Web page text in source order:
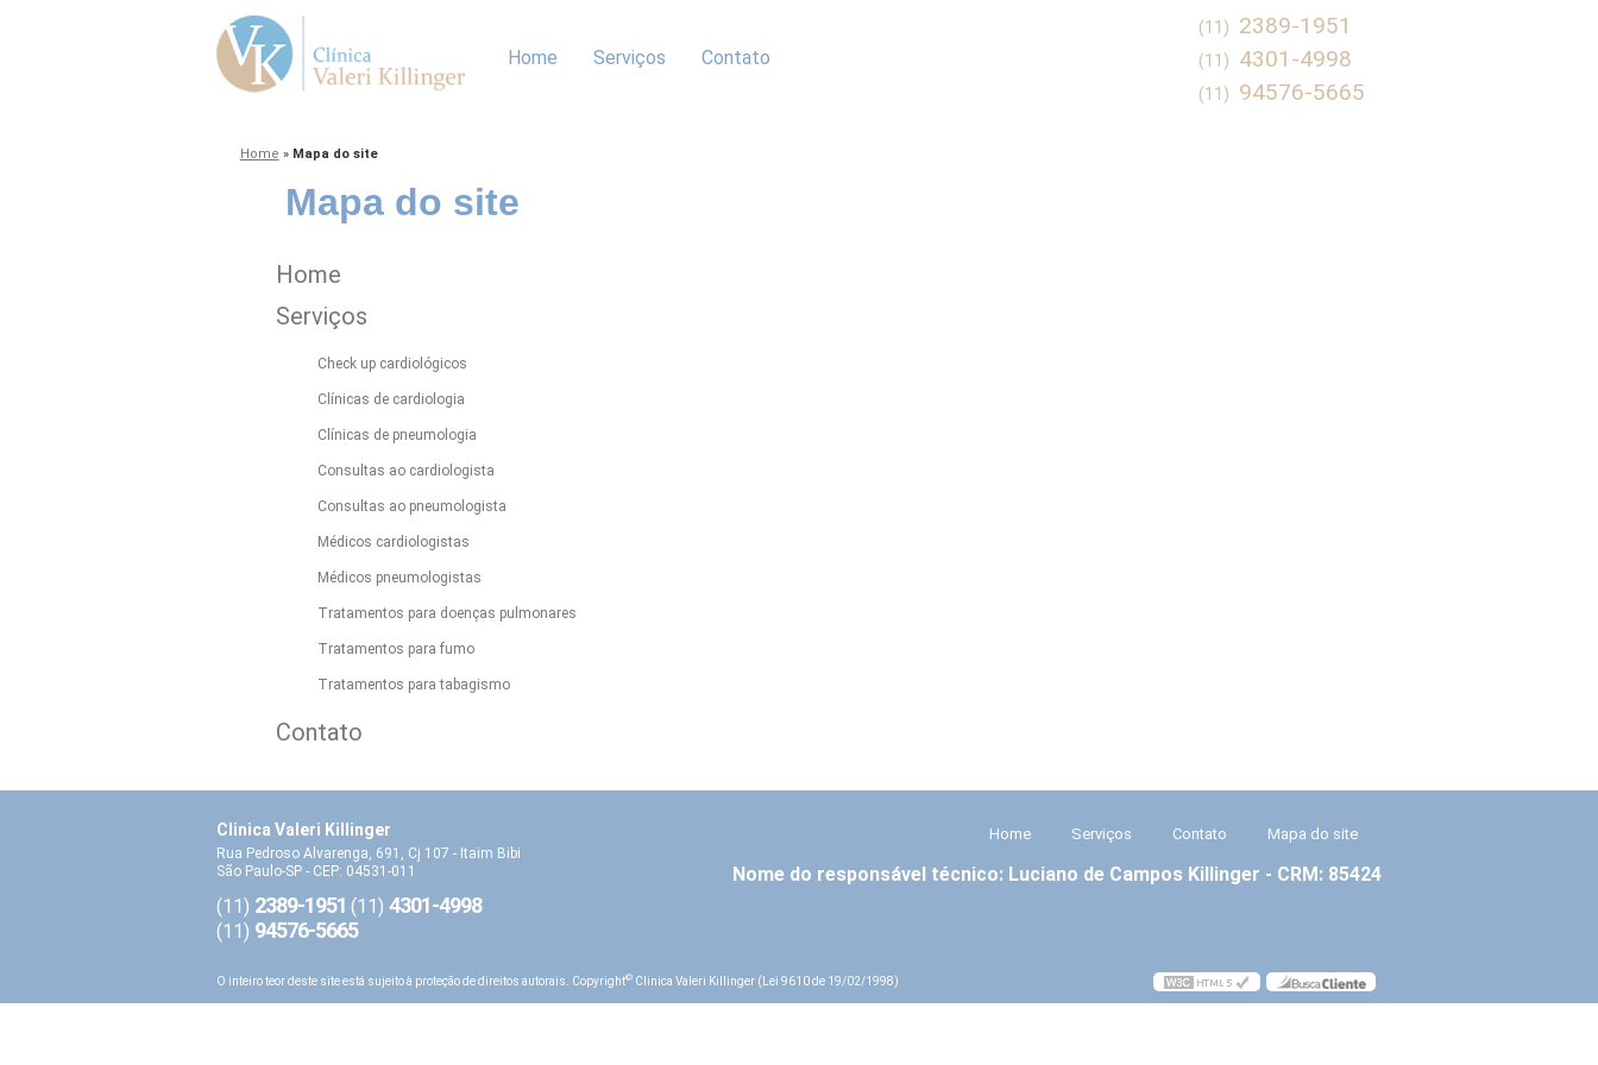
Home Serviços Contato
(11) 2389-1951
(11) 4301-4998
(11) 94576-5665
Home » Mapa do site
Mapa do site
Home
Serviços
Check up cardiológicos
Clínicas de cardiologia
Clínicas de pneumologia
Consultas ao cardiologista
Consultas ao pneumologista
Médicos cardiologistas
Médicos pneumologistas
Tratamentos para doenças pulmonares
Tratamentos para fumo
Tratamentos para tabagismo
Contato
Clinica Valeri Killinger
Rua Pedroso Alvarenga, 691, Cj 107 - Itaim Bibi
São Paulo-SP - CEP: 04531-011
(11) 2389-1951 (11) 4301-4998
(11) 94576-5665
Home Serviços Contato Mapa do site
O inteiro teor deste site está sujeito à proteção de direitos autorais. Copyright© Clinica Valeri Killinger (Lei 9610 de 19/02/1998)